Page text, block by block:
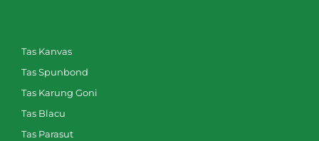
Tas Kanvas
Tas Spunbond
Tas Karung Goni
Tas Blacu
Tas Parasut